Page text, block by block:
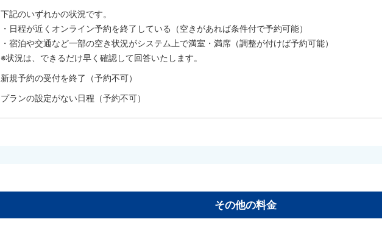
下記のいずれかの状況です。
・日程が近くオンライン予約を終了している（空きがあれば条件付で予約可能）
・宿泊や交通など一部の空き状況がシステム上で満室・満席（調整が付けば予約可能）
※状況は、できるだけ早く確認して回答いたします。
新規予約の受付を終了（予約不可）
プランの設定がない日程（予約不可）
その他の料金